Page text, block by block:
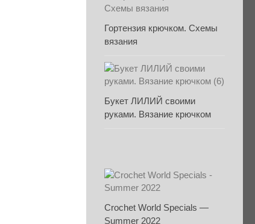
Гортензия крючком. Схемы
вязания
Букет ЛИЛИЙ своими
руками. Вязание крючком
Crochet World Specials —
Summer 2022